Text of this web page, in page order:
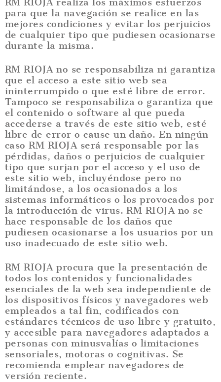
para que la navegación se realice en las
mejores condiciones y evitar los perjuicios
de cualquier tipo que pudiesen ocasionarse
durante la misma.
RM RIOJA no se responsabiliza ni garantiza
que el acceso a este sitio web sea
ininterrumpido o que esté libre de error.
Tampoco se responsabiliza o garantiza que
el contenido o software al que pueda
accederse a través de este sitio web, esté
libre de error o cause un daño. En ningún
caso RM RIOJA será responsable por las
pérdidas, daños o perjuicios de cualquier
tipo que surjan por el acceso y el uso de
este sitio web, incluyéndose pero no
limitándose, a los ocasionados a los
sistemas informáticos o los provocados por
la introducción de virus. RM RIOJA no se
hace responsable de los daños que
pudiesen ocasionarse a los usuarios por un
uso inadecuado de este sitio web.
RM RIOJA procura que la presentación de
todos los contenidos y funcionalidades
esenciales de la web sea independiente de
los dispositivos físicos y navegadores web
empleados a tal fin, codificados con
estándares técnicos de uso libre y gratuito,
y accesible para navegadores adaptados a
personas con minusvalías o limitaciones
sensoriales, motoras o cognitivas. Se
recomienda emplear navegadores de
versión reciente.